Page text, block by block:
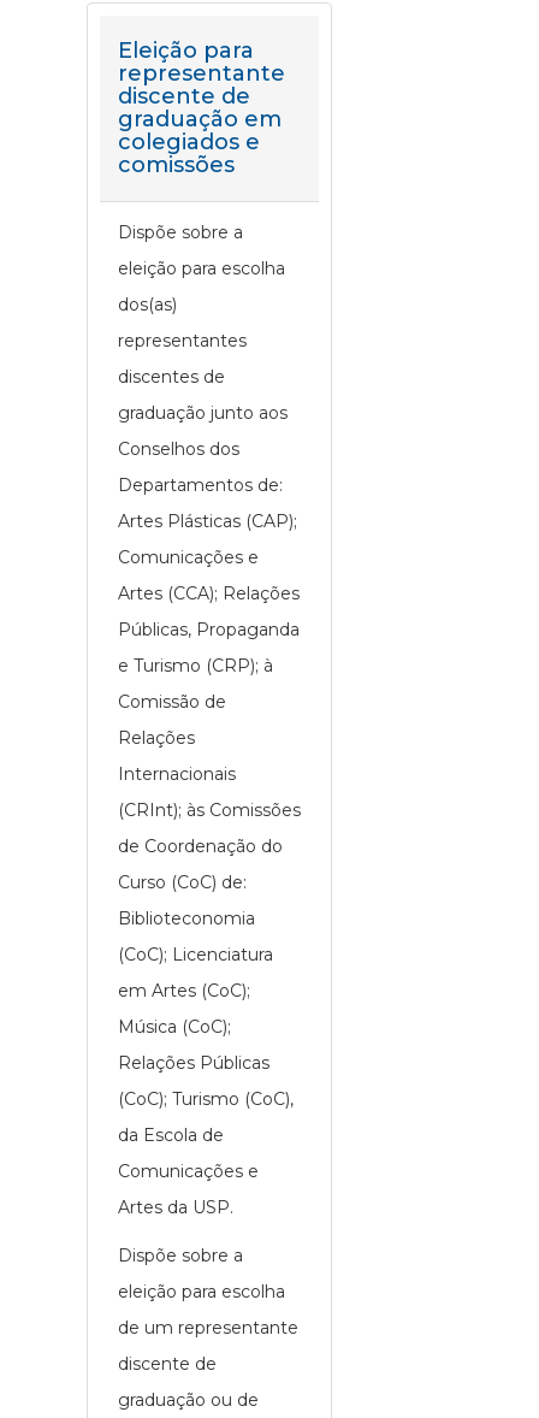
Eleição para
representante
discente de
graduação em
colegiados e
comissões
Dispõe sobre a
eleição para escolha
dos(as)
representantes
discentes de
graduação junto aos
Conselhos dos
Departamentos de:
Artes Plásticas (CAP);
Comunicações e
Artes (CCA); Relações
Públicas, Propaganda
e Turismo (CRP); à
Comissão de
Relações
Internacionais
(CRInt); às Comissões
de Coordenação do
Curso (CoC) de:
Biblioteconomia
(CoC); Licenciatura
em Artes (CoC);
Música (CoC);
Relações Públicas
(CoC); Turismo (CoC),
da Escola de
Comunicações e
Artes da USP.
Dispõe sobre a
eleição para escolha
de um representante
discente de
graduação ou de